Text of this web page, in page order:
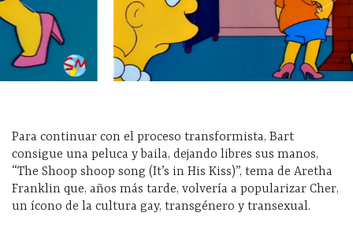
Para continuar con el proceso transformista, Bart
consigue una peluca y baila, dejando libres sus manos,
“The Shoop shoop song (It’s in His Kiss)”, tema de Aretha
Franklin que, años más tarde, volvería a popularizar Cher,
un ícono de la cultura gay, transgénero y transexual.